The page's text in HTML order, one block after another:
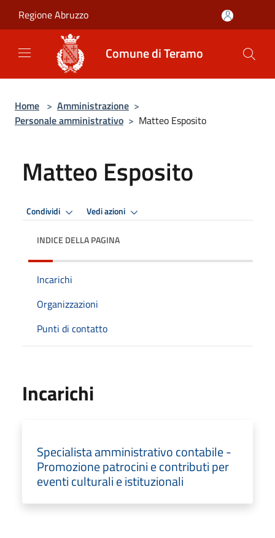
Regione Abruzzo
Comune di Teramo
Home > Amministrazione >
Personale amministrativo > Matteo Esposito
Matteo Esposito
Condividi Vedi azioni
INDICE DELLA PAGINA
Incarichi
Organizzazioni
Punti di contatto
Incarichi
Specialista amministrativo contabile -
Promozione patrocini e contributi per
eventi culturali e istituzionali